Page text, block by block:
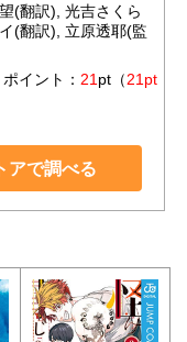
(翻訳), 光吉さくら
(翻訳), 立原透耶(監
イント： 21 pt（21pt
アで調べる